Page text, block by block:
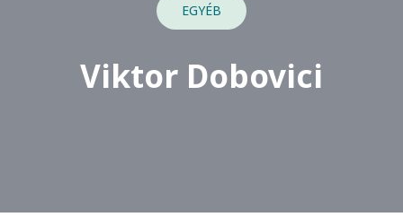
EGYÉB
Viktor Dobovici